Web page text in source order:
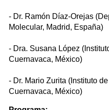
- Dr. Ramón Díaz-Orejas
Molecular, Madrid, España)
- Dra. Susana López
Cuernavaca, México)
- Dr. Mario Zurita (Instituto
Cuernavaca, México)